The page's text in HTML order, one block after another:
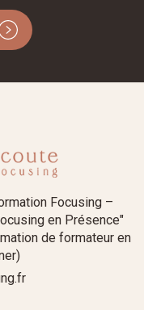
Focusing –
en Présence"
de formateur en